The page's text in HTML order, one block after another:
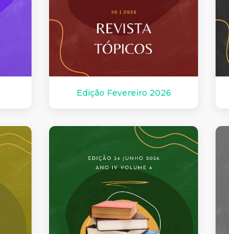
Edição Fevereiro 2026